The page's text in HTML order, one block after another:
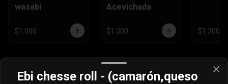
wasabi
$1.000
Acevichada
$1.300 $1.300
Ebi chesse roll - (camarón,queso